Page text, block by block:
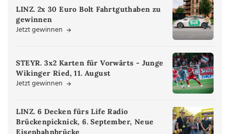
LINZ. 2x 30 Euro Bolt Fahrtguthaben zu
gewinnen
Jetzt gewinnen
STEYR. 3x2 Karten für Vorwärts - Junge
Wikinger Ried, 11. August
Jetzt gewinnen
LINZ. 6 Decken fürs Life Radio
Brückenpicknick, 6. September, Neue
Eisenbahnbrücke